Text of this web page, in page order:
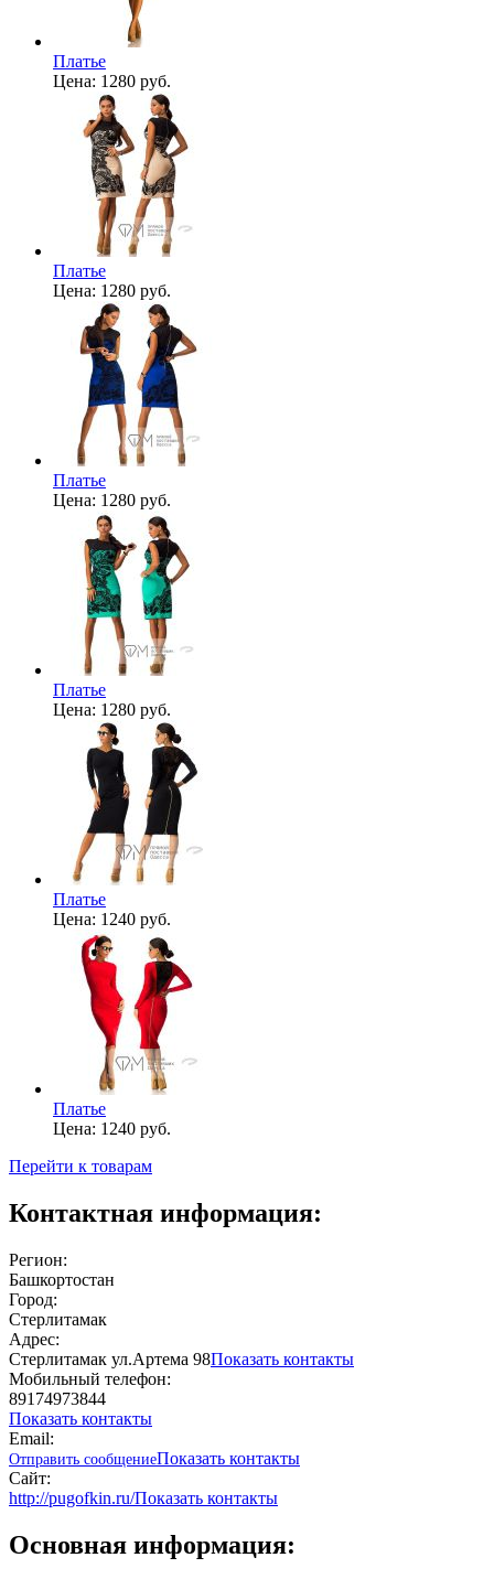
Платье
Цена: 1280 руб.
Платье
Цена: 1280 руб.
Платье
Цена: 1280 руб.
Платье
Цена: 1280 руб.
Платье
Цена: 1240 руб.
Платье
Цена: 1240 руб.
Перейти к товарам
Контактная информация:
Регион:
Башкортостан
Город:
Стерлитамак
Адрес:
Стерлитамак ул.Артема 98Показать контакты
Мобильный телефон:
89174973844
Показать контакты
Email:
Отправить сообщениеПоказать контакты
Сайт:
http://pugofkin.ru/Показать контакты
Основная информация: